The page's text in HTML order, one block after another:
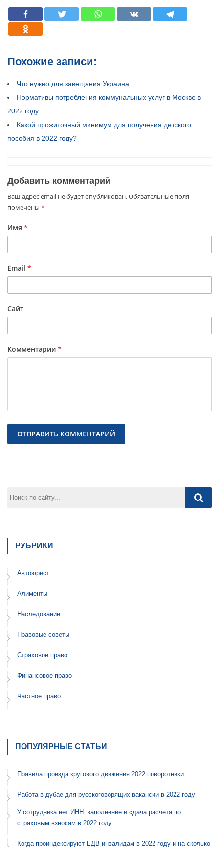
Похожие записи:
Что нужно для завещания Украина
Нормативы потребления коммунальных услуг в Москве в
2022 году
Какой прожиточный минимум для получения детского
пособия в 2022 году?
Добавить комментарий
Ваш адрес email не будет опубликован.Обязательные поля
помечены *
Имя *
Email *
Сайт
Комментарий *
РУБРИКИ
Автоюрист
Алименты
Наследование
Правовые советы
Страховое право
Финансовое право
Частное право
ПОПУЛЯРНЫЕ СТАТЬИ
Правила проезда кругового движения 2022 поворотники
Работа в дубае для русскоговорящих вакансии в 2022 году
У сотрудника нет ИНН: заполнение и сдача расчета по
страховым взносам в 2022 году
Когда проиндексируют ЕДВ инвалидам в 2022 году и на сколько